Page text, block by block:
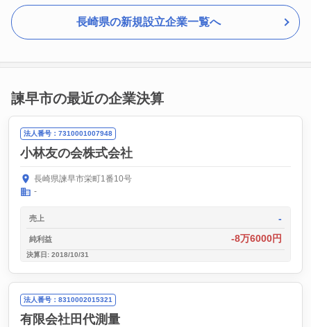
長崎県の新規設立企業一覧へ
諫早市の最近の企業決算
法人番号：7310001007948
小林友の会株式会社
長崎県諫早市栄町1番10号
-
売上 -
純利益 -8万6000円
決算日: 2018/10/31
法人番号：8310002015321
有限会社田代測量